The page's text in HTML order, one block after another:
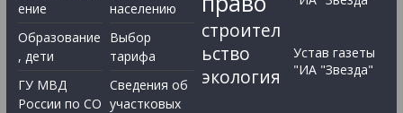
ение
Образование
, дети
ГУ МВД
России по СО
населению
Выбор
тарифа
Сведения об
участковых
строител
ьство
экология
Устав газеты
"ИА "Звезда"